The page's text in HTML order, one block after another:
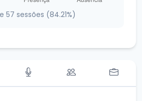
57 sessões (84.21%)